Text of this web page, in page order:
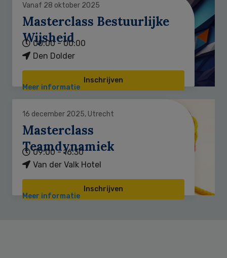
Vanaf 28 oktober 2025
Masterclass Bestuurlijke
Wijsheid
00:00 - 00:00
Den Dolder
Inschrijven
Meer informatie
16 december 2025, Utrecht
Masterclass
Teamdynamiek
09:00 - 16:30
Van der Valk Hotel
Inschrijven
Meer informatie